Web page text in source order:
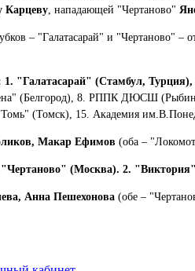
Карцеву , нападающей "Чертаново"
– "Галатасарай" и "Чертаново"
1. "Галатасарай" (Стамбул,
8. РППК ДЮСШ
(Томск), 15. Академия
Макар Ефимов (оба –
"Чертаново" (Москва). 2.
Анна Пешехонова (обе –